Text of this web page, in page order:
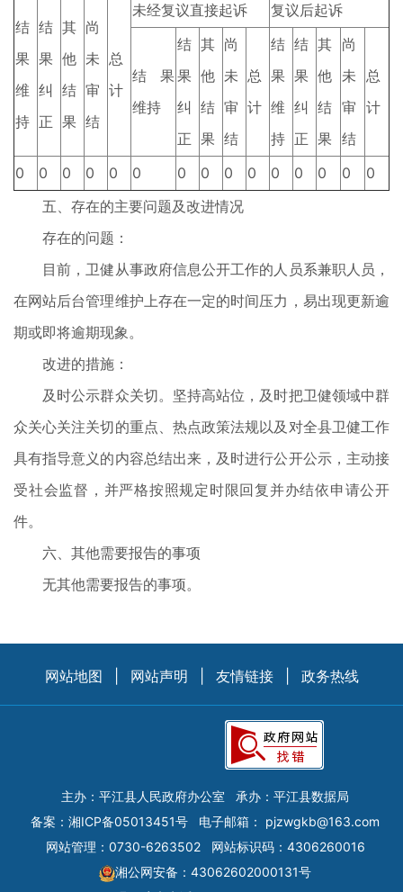
结
果
维
持
结
果
纠
正
其
他
结
果
尚
未
审
结
总
计
未经复议直接起诉 复议后起诉
结果
维持
结
果
纠
正
其
他
结
果
尚
未
审
结
总
计
结
果
维
持
结
果
纠
正
其
他
结
果
尚
未
审
结
总
计
0 0 0 0 0 0 0 0 0 0 0 0 0 0
0
五、存在的主要问题及改进情况
存在的问题：
目前，卫健从事政府信息公开工作的人员系兼职人员，
在网站后台管理维护上存在一定的时间压力，易出现更新逾
期或即将逾期现象。
改进的措施：
及时公示群众关切。坚持高站位，及时把卫健领域中群
众关心关注关切的重点、热点政策法规以及对全县卫健工作
具有指导意义的内容总结出来，及时进行公开公示，主动接
受社会监督，并严格按照规定时限回复并办结依申请公开
件。
六、其他需要报告的事项
无其他需要报告的事项。
网站地图 网站声明 友情链接 政务热线
主办：平江县人民政府办公室
承办：平江县数据局
备案： 湘ICP备05013451号 电子邮箱： pjzwgkb@163.com
网站管理：0730-6263502
网站标识码：4306260016
湘公网安备：43062602000131号